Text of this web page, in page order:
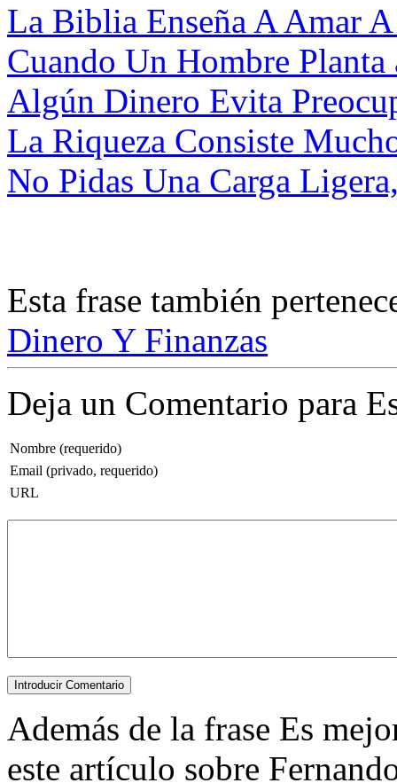
La Biblia Enseña A Amar
Cuando Un Hombre
Algún Dinero Evita
La Riqueza Consiste
No Pidas Una Carga
Esta frase también
Dinero Y Finanzas
Deja un Comentario para
Nombre (requerido)
Email (privado, requerido)
URL
Además de la frase Es
este artículo sobre